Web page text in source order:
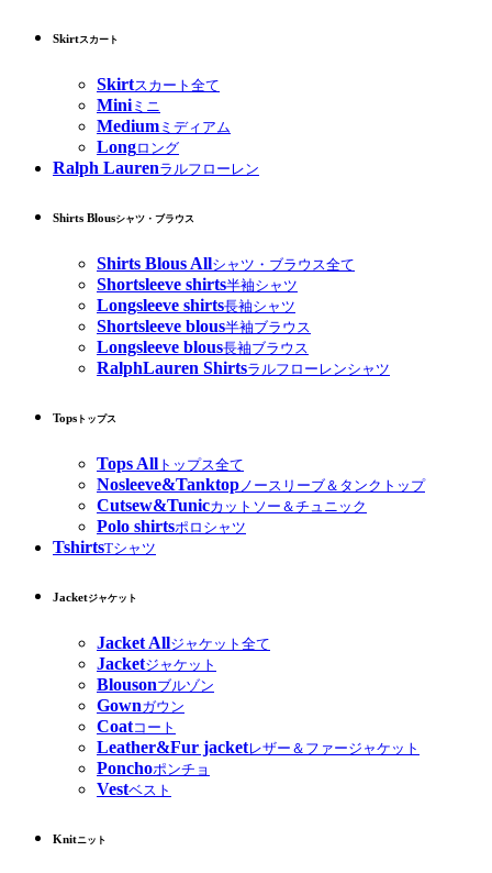
Skirtスカート
Skirtスカート全て
Miniミニ
Medium ミディアム
Longロング
Ralph Laurenラルフローレン
Shirts Blousシャツ・ブラウス
Shirts Blous Allシャツ・ブラウス全て
Shortsleeve shirts半袖シャツ
Longsleeve shirts長袖シャツ
Shortsleeve blous半袖ブラウス
Longsleeve blous長袖ブラウス
RalphLauren Shirtsラルフローレンシャツ
Tops トップス
Tops All トップス全て
Nosleeve&Tanktop ノースリーブ＆タンクトップ
Cutsew&Tunicカットソー＆チュニック
Polo shirtsポロシャツ
TshirtsTシャツ
Jacketジャケット
Jacket Allジャケット全て
Jacketジャケット
Blousonブルゾン
Gownガウン
Coatコート
Leather&Fur jacketレザー＆ファージャケット
Ponchoポンチョ
Vestベスト
Knitニット